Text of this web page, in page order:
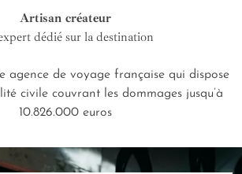
Artisan créateur
dédié sur la destination
agence de voyage française qui dispose
civile couvrant les dommages jusqu’à
10.826.000 euros